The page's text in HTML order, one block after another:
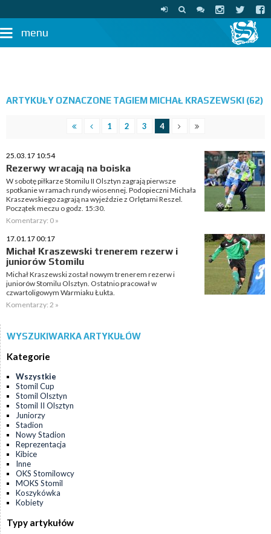
menu
ARTYKUŁY OZNACZONE TAGIEM MICHAŁ KRASZEWSKI (62)
1 2 3 4
25.03.17 10:54
Rezerwy wracają na boiska
W sobotę piłkarze Stomilu II Olsztyn zagrają pierwsze
spotkanie w ramach rundy wiosennej. Podopieczni Michała
Kraszewskiego zagrają na wyjeździe z Orlętami Reszel.
Początek meczu o godz. 15:30.
Komentarzy: 0 »
17.01.17 00:17
Michał Kraszewski trenerem rezerw i
juniorów Stomilu
Michał Kraszewski został nowym trenerem rezerw i
juniorów Stomilu Olsztyn. Ostatnio pracował w
czwartoligowym Warmiaku Łukta.
Komentarzy: 2 »
WYSZUKIWARKA ARTYKUŁÓW
Kategorie
Wszystkie
Stomil Cup
Stomil Olsztyn
Stomil II Olsztyn
Juniorzy
Stadion
Nowy Stadion
Reprezentacja
Kibice
Inne
OKS Stomilowcy
MOKS Stomil
Koszykówka
Kobiety
Typy artykułów